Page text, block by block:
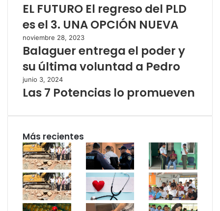
EL FUTURO El regreso del PLD
es el 3. UNA OPCIÓN NUEVA
noviembre 28, 2023
Balaguer entrega el poder y
su última voluntad a Pedro
junio 3, 2024
Las 7 Potencias lo promueven
Más recientes